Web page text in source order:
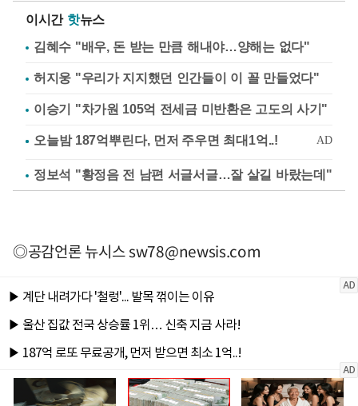
이시간 핫뉴스
김혜수 "배우, 돈 받는 만큼 해내야…양해는 없다"
허지웅 "우리가 지지했던 인간들이 이 꼴 만들었다"
이승기 "차가원 105억 전세금 미반환은 고도의 사기"
정보석 "황정음 전 남편 서글서글…잘 살길 바랐는데"
◎공감언론 뉴시스sw78@newsis.com